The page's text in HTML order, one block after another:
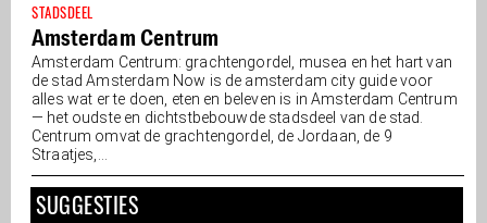
STADSDEEL
Amsterdam Centrum
Amsterdam Centrum: grachtengordel, musea en het hart van
de stad Amsterdam Now is de amsterdam city guide voor
alles wat er te doen, eten en beleven is in Amsterdam Centrum
— het oudste en dichtstbebouwde stadsdeel van de stad.
Centrum omvat de grachtengordel, de Jordaan, de 9
Straatjes,...
SUGGESTIES